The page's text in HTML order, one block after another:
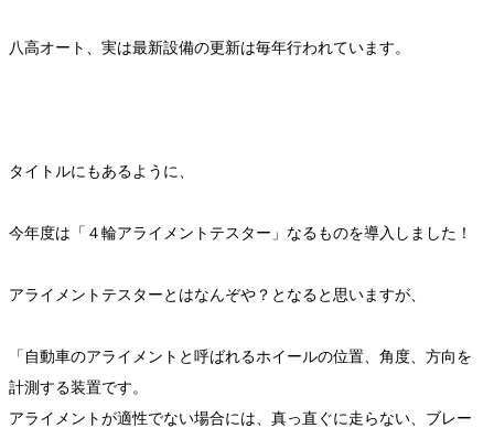
八高オート、実は最新設備の更新は毎年行われています。
タイトルにもあるように、
今年度は「４輪アライメントテスター」なるものを導入しました！
アライメントテスターとはなんぞや？となると思いますが、
「自動車のアライメントと呼ばれるホイールの位置、角度、方向を
計測する装置です。
アライメントが適性でない場合には、真っ直ぐに走らない、ブレー